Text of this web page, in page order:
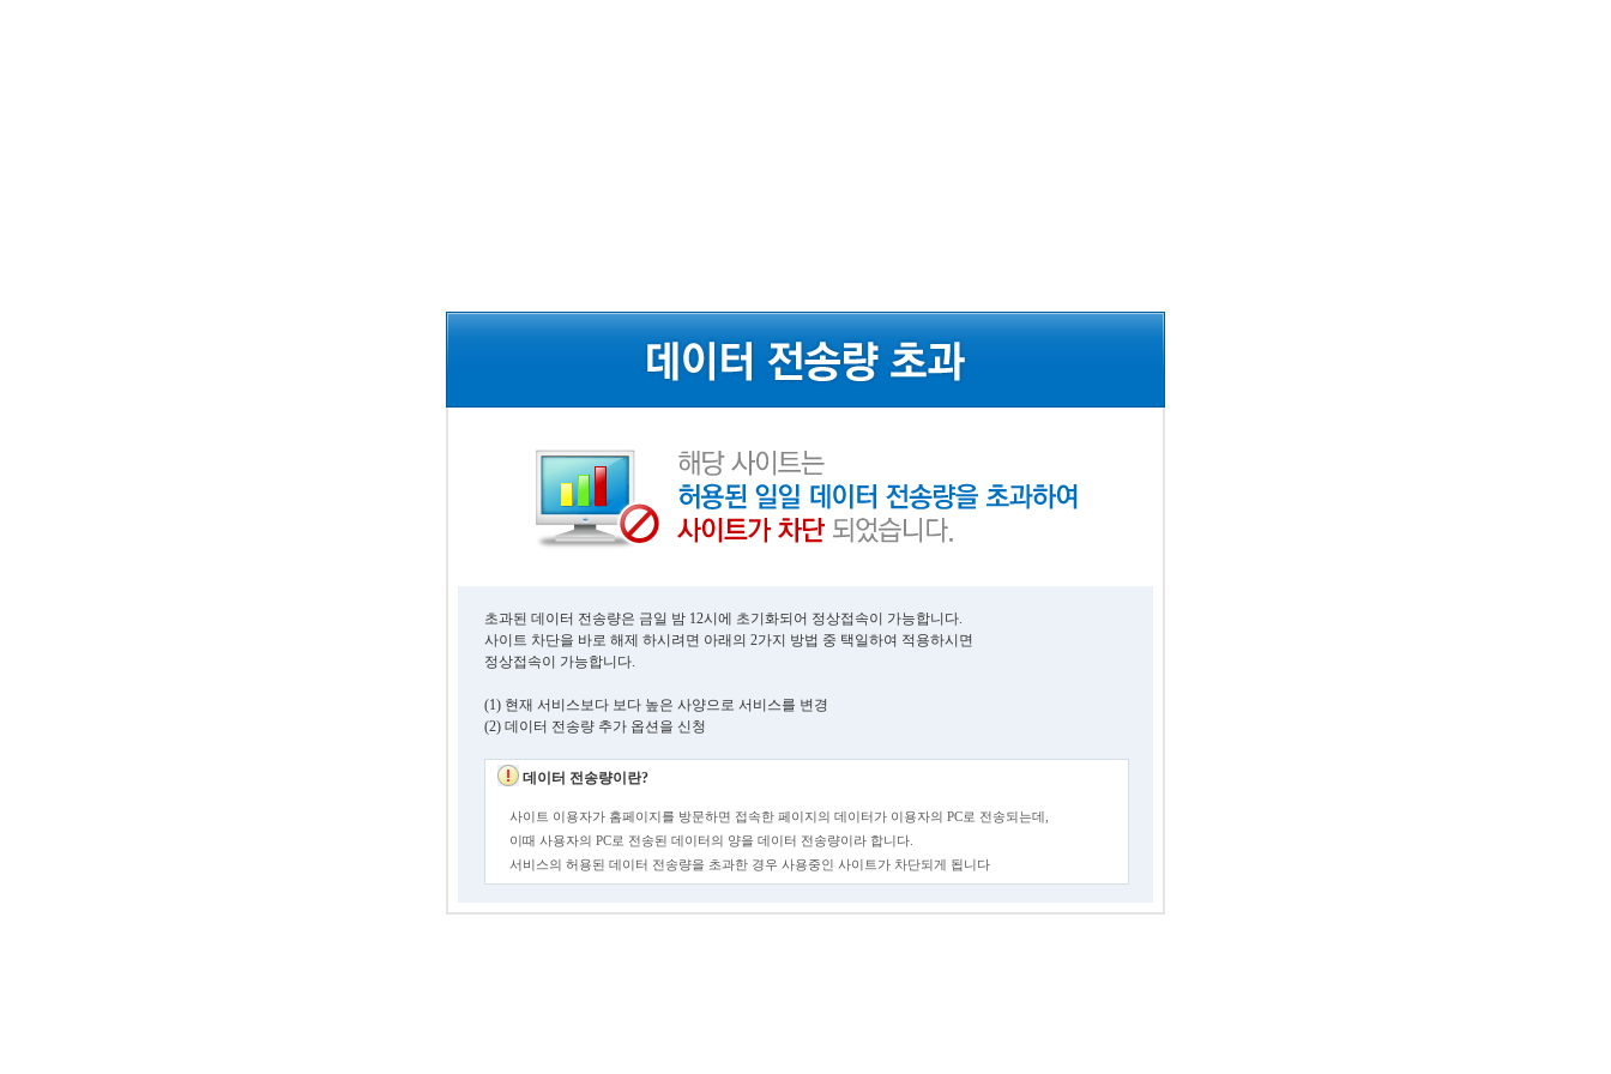
초과된 데이터 전송량은 금일 밤 12시에 초기화되어 정상접속이 가능합니다.
사이트 차단을 바로 해제 하시려면 아래의 2가지 방법 중 택일하여 적용하시면
정상접속이 가능합니다.
(1) 현재 서비스보다 보다 높은 사양으로 서비스를 변경
(2) 데이터 전송량 추가 옵션을 신청
데이터 전송량이란?
사이트 이용자가 홈페이지를 방문하면 접속한 페이지의 데이터가 이용자의 PC로 전송되는데,
이때 사용자의 PC로 전송된 데이터의 양을 데이터 전송량이라 합니다.
서비스의 허용된 데이터 전송량을 초과한 경우 사용중인 사이트가 차단되게 됩니다